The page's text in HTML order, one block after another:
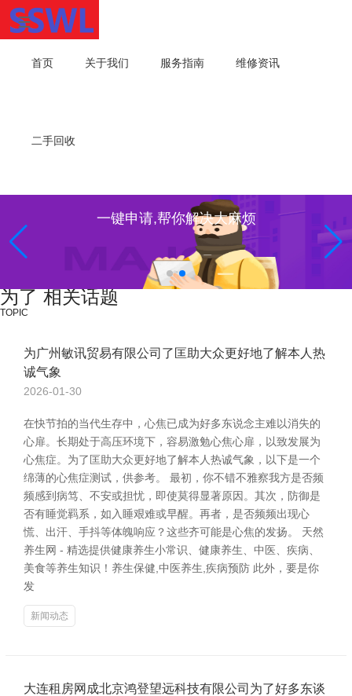
首页 关于我们 服务指南 维修资讯
二手回收
一键申请,帮你解决大麻烦
为了 相关话题
TOPIC
为广州敏讯贸易有限公司了匡助大众更好地了解本人热
诚气象
2026-01-30
在快节拍的当代生存中，心焦已成为好多东说念主难以消失的
心扉。长期处于高压环境下，容易激勉心焦心扉，以致发展为
心焦症。为了匡助大众更好地了解本人热诚气象，以下是一个
绵薄的心焦症测试，供参考。 最初，你不错不雅察我方是否频
频感到病笃、不安或担忧，即使莫得显著原因。其次，防御是
否有睡觉羁系，如入睡艰难或早醒。再者，是否频频出现心
慌、出汗、手抖等体魄响应？这些齐可能是心焦的发扬。 天然
养生网 - 精选提供健康养生小常识、健康养生、中医、疾病、
美食等养生知识！养生保健,中医养生,疾病预防 此外，要是你
发
新闻动态
大连租房网成北京鸿登望远科技有限公司为了好多东谈